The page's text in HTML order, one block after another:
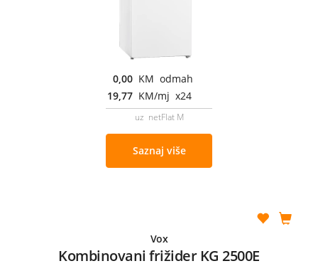
0,00 KM odmah
19,77 KM/mj x24
uz netFlat M
Saznaj više
Vox
Kombinovani frižider KG 2500E